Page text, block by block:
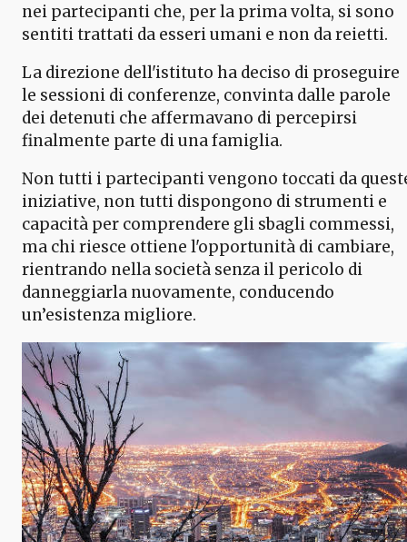
nei partecipanti che, per la prima volta, si sono
sentiti trattati da esseri umani e non da reietti.
La direzione dell'istituto ha deciso di proseguire
le sessioni di conferenze, convinta dalle parole
dei detenuti che affermavano di percepirsi
finalmente parte di una famiglia.
Non tutti i partecipanti vengono toccati da
iniziative, non tutti dispongono di strumenti e
capacità per comprendere gli sbagli commessi,
ma chi riesce ottiene l'opportunità di cambiare,
rientrando nella società senza il pericolo di
danneggiarla nuovamente, conducendo
un’esistenza migliore.